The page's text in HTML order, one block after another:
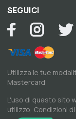
SEGUICI
Utilizza le tue
Mastercard
L'uso di questo sito
utilizzo, Condizioni